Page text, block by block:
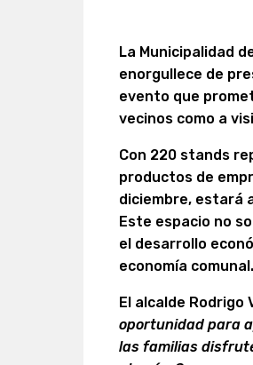
La Municipalidad
enorgullece de
evento que
vecinos como a
Con 220 stands
productos de
diciembre, estará
Este espacio no
el desarrollo
economía comunal.
El alcalde Rodrigo
oportunidad para
las familias